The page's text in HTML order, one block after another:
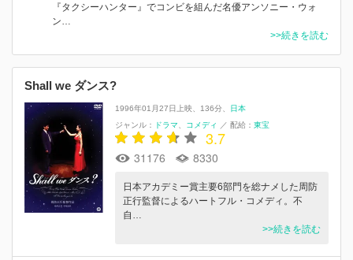
『タクシーハンター』でコンビを組んだ名優アンソニー・ウォ
ン…
>>続きを読む
Shall we ダンス?
1996年01月27日上映 136分
日本
ジャンル：
ドラマ コメディ ／ 配給： 東宝
3.7
31176 8330
日本アカデミー賞主要6部門を総ナメした周防
正行監督によるハートフル・コメディ。不
自…
>>続きを読む